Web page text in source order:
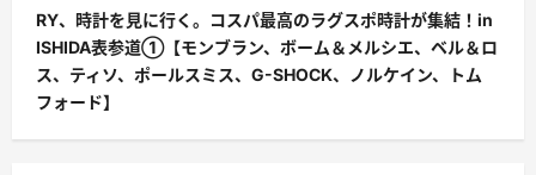
RY、時計を見に行く。コスパ最高のラグスポ時計が集結！in
ISHIDA表参道①【モンブラン、ボーム＆メルシエ、ベル＆ロ
ス、ティソ、ポールスミス、G-SHOCK、ノルケイン、トム
フォード】